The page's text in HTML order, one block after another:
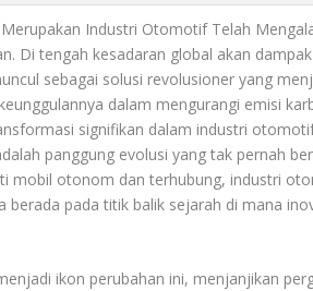
Industri Otomotif Telah
Di tengah kesadaran global akan
sebagai solusi revolusioner yang
dalam mengurangi emisi
signifikan dalam industri
panggung evolusi yang tak pernah
mobil otonom dan terhubung, industri
berada pada titik balik sejarah di mana
ikon perubahan ini, menjanjikan